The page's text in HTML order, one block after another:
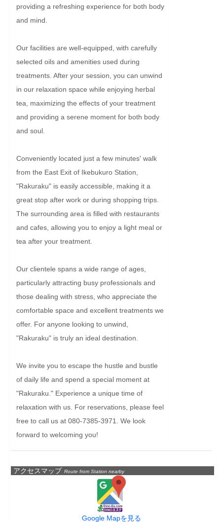
providing a refreshing experience for both body
and mind.
Our facilities are well-equipped, with carefully
selected oils and amenities used during
treatments. After your session, you can unwind
in our relaxation space while enjoying herbal
tea, maximizing the effects of your treatment
and providing a serene moment for both body
and soul.
Conveniently located just a few minutes' walk
from the East Exit of Ikebukuro Station,
"Rakuraku" is easily accessible, making it a
great stop after work or during shopping trips.
The surrounding area is filled with restaurants
and cafes, allowing you to enjoy a light meal or
tea after your treatment.
Our clientele spans a wide range of ages,
particularly attracting busy professionals and
those dealing with stress, who appreciate the
comfortable space and excellent treatments we
offer. For anyone looking to unwind,
"Rakuraku" is truly an ideal destination.
We invite you to escape the hustle and bustle
of daily life and spend a special moment at
"Rakuraku." Experience a unique time of
relaxation with us. For reservations, please feel
free to call us at 080-7385-3971. We look
forward to welcoming you!
アクセスマップ Route from Station nearby
Google Mapを見る